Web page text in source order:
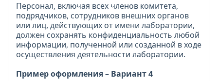
Персонал, включая всех членов комитета,
подрядчиков, сотрудников внешних органов
или лиц, действующих от имени лаборатории,
должен сохранять конфиденциальность любой
информации, полученной или созданной в ходе
осуществления деятельности лаборатории.
Пример оформления – Вариант 4